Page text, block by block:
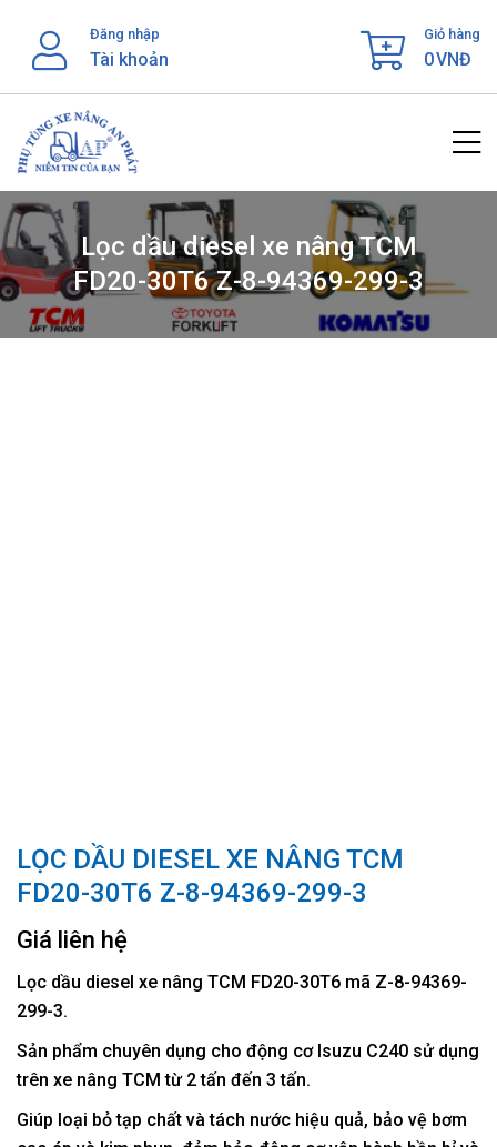
content
Đăng nhập
Tài khoản
Giỏ hàng
0VNĐ
Lọc dầu diesel xe nâng TCM
FD20-30T6 Z-8-94369-299-3
LỌC DẦU DIESEL XE NÂNG TCM
FD20-30T6 Z-8-94369-299-3
Giá liên hệ
Lọc dầu diesel xe nâng TCM FD20-30T6 mã Z-8-94369-
299-3.
Sản phẩm chuyên dụng cho động cơ Isuzu C240 sử dụng
trên xe nâng TCM từ 2 tấn đến 3 tấn.
Giúp loại bỏ tạp chất và tách nước hiệu quả, bảo vệ bơm